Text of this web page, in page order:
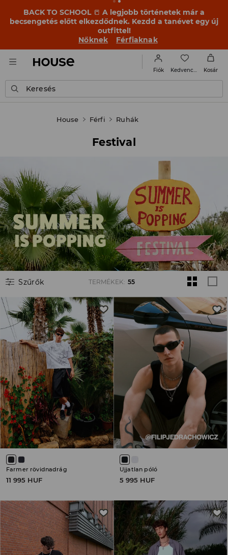
BACK TO SCHOOL 📒 A legjobb történetek már a
becsengetés előtt elkezdődnek. Kezdd a tanévet egy új
outfittel!
Nőknek
Férfiaknak
Fiók Kosár
Keresés
House Férfi Ruhák
Festival
Szűrők TERMÉKEK: 55
Farmer rövidnadrág
11 995 HUF
Ujjatlan póló
5 995 HUF